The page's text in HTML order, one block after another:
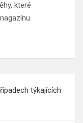
které
týkajících